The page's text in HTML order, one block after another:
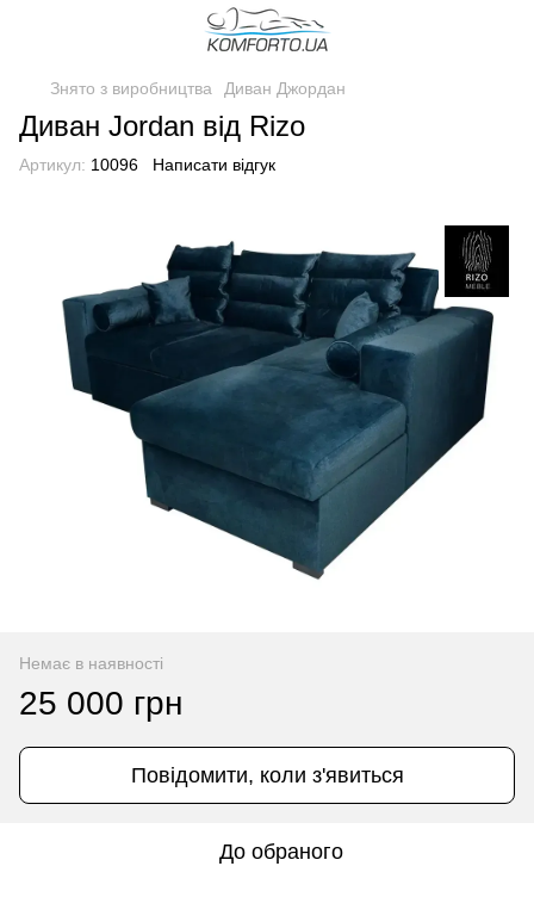
Знято з виробництва Диван Джордан
Диван Jordan від Rizo
Артикул: 10096 Написати відгук
Немає в наявності
25 000 грн
Повідомити, коли з'явиться
До обраного